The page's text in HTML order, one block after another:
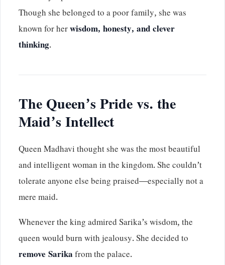
Though she belonged to a poor family, she was
known for herwisdom, honesty, and clever
thinking.
The Queen’s Pride vs. the
Maid’s Intellect
Queen Madhavi thought she was the most beautiful
and intelligent woman in the kingdom. She couldn’t
tolerate anyone else being praised—especially not a
mere maid.
Whenever the king admired Sarika’s wisdom, the
queen would burn with jealousy. She decided to
remove Sarikafrom the palace.